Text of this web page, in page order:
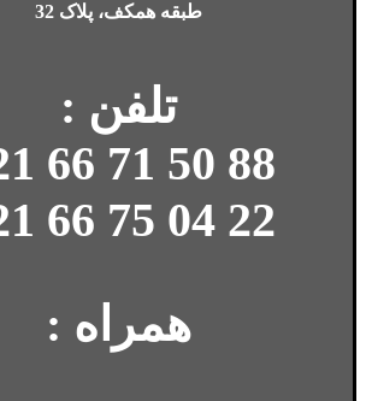
طبقه همکف، پلاک 32
تلفن :
88 50 71 66 021
22 04 75 66 021
همراه :